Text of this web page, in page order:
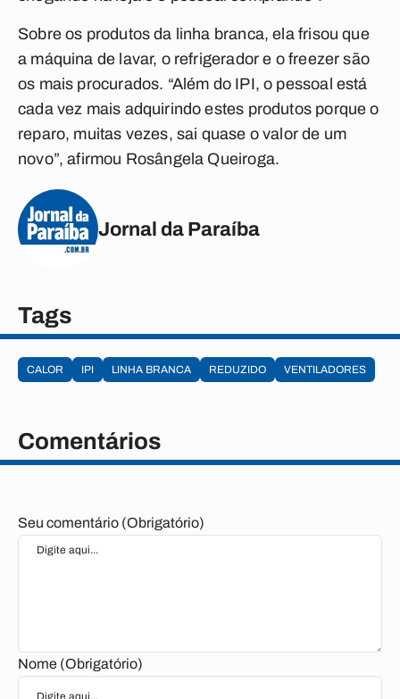
Sobre os produtos da linha branca, ela frisou que
a máquina de lavar, o refrigerador e o freezer são
os mais procurados. “Além do IPI, o pessoal está
cada vez mais adquirindo estes produtos porque o
reparo, muitas vezes, sai quase o valor de um
novo”, afirmou Rosângela Queiroga.
Jornal da Paraíba
Tags
CALOR IPI LINHA BRANCA REDUZIDO VENTILADORES
Comentários
Seu comentário (Obrigatório)
Nome (Obrigatório)